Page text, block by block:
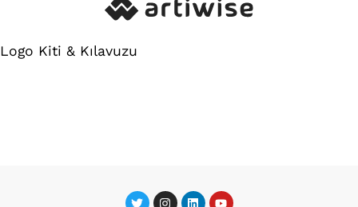
Logo Kiti & Kılavuzu